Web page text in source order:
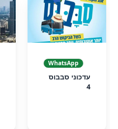
WhatsApp
עדכוני סבבוס
4